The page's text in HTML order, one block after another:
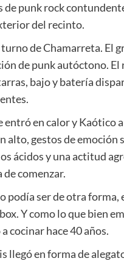
de punk rock
del recinto.
de Chamarreta. El
de punk autóctono. El
bajo y batería
entró en calor y Kaótico
alto, gestos de emoción
ácidos y una actitud
de comenzar.
podía ser de otra
Y como lo que bien
cocinar hace 40 años.
llegó en forma de